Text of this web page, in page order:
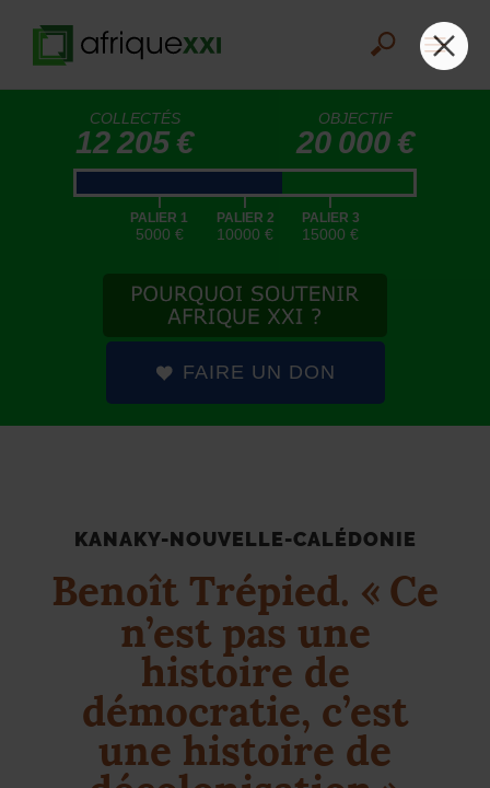
COLLECTÉS
12 205 €
OBJECTIF
20 000 €
|
PALIER 1
5000 €
|
PALIER 2
10000 €
|
PALIER 3
15000 €
FAIRE UN DON
KANAKY-NOUVELLE-CALÉDONIE
Benoît Trépied. « Ce
n’est pas une
histoire de
démocratie, c’est
une histoire de